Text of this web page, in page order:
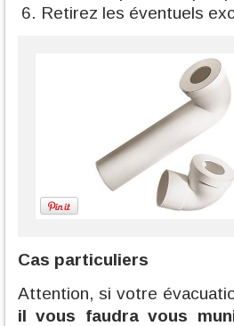
Retirez les éventuels
Cas particuliers
Attention, si votre
il vous faudra vous